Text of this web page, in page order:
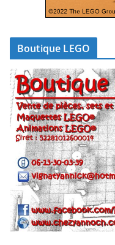
Boutique LEGO